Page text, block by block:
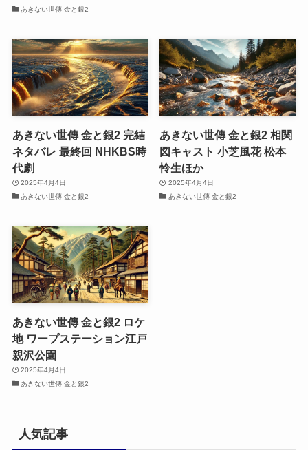
あきない世傳 金と銀2
あきない世傳 金と銀2 完結
ネタバレ 最終回 NHKBS時
代劇
2025年4月4日
あきない世傳 金と銀2
あきない世傳 金と銀2 相関
図キャスト 小芝風花 松本
怜生ほか
2025年4月4日
あきない世傳 金と銀2
あきない世傳 金と銀2 ロケ
地 ワープステーション江戸
親沢公園
2025年4月4日
あきない世傳 金と銀2
人気記事